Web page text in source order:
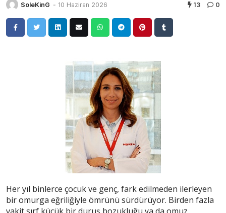
SoleKinG - 10 Haziran 2026 13 0
Her yıl binlerce çocuk ve genç, fark edilmeden ilerleyen
bir omurga eğriliğiyle ömrünü sürdürüyor. Birden fazla